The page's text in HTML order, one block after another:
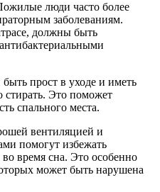
люди часто более
заболеваниям.
должны быть
прост в уходе и иметь
Это поможет
спального места.
вентиляцией и
помогут избежать
время сна. Это особенно
может быть нарушена